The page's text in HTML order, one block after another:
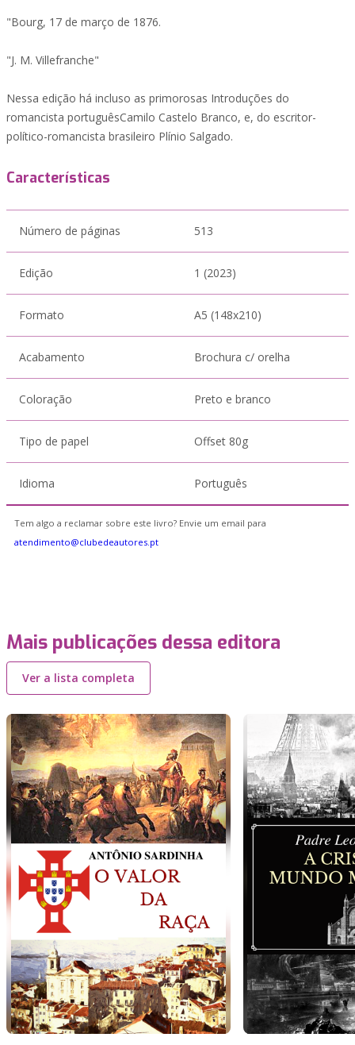
"Bourg, 17 de março de 1876.
"J. M. Villefranche"
Nessa edição há incluso as primorosas Introduções do
romancista portuguêsCamilo Castelo Branco, e, do escritor-
político-romancista brasileiro Plínio Salgado.
Características
Número de páginas 513
Edição 1 (2023)
Formato A5 (148x210)
Acabamento Brochura c/ orelha
Coloração Preto e branco
Tipo de papel Offset 80g
Idioma Português
Tem algo a reclamar sobre este livro? Envie um email para
atendimento@clubedeautores.pt
Mais publicações dessa editora
Ver a lista completa